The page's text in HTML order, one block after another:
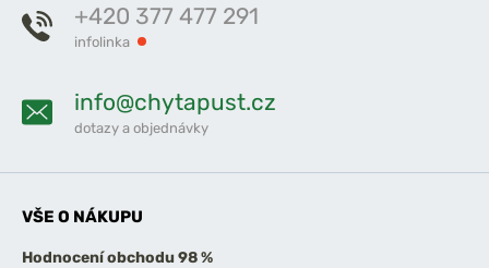
+420 377 477 291
infolinka
info@chytapust.cz
dotazy a objednávky
VŠE O NÁKUPU
Hodnocení obchodu 98 %